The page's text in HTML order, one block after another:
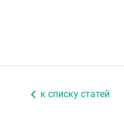
к списку статей